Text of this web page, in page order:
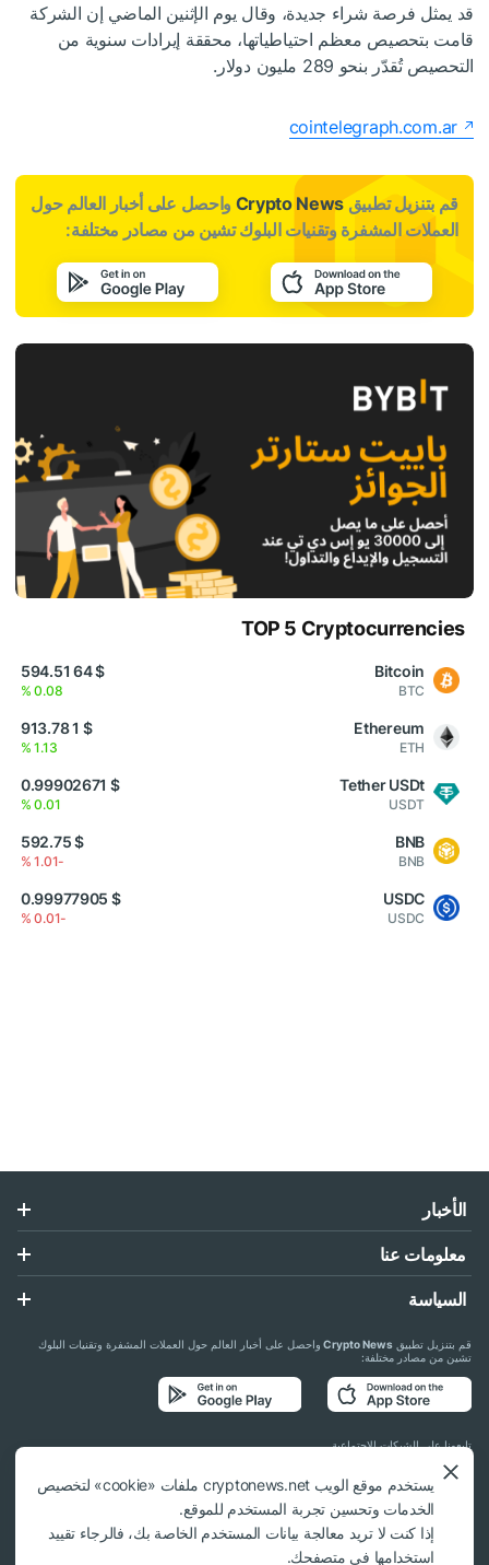
قد يمثل فرصة شراء جديدة، وقال يوم الإثنين الماضي إن الشركة
قامت بتحصيص معظم احتياطياتها، محققة إيرادات سنوية من
التحصيص تُقدّر بنحو 289 مليون دولار.
cointelegraph.com.ar
قم بتنزيل تطبيقCrypto News واحصل على أخبار العالم حول
العملات المشفرة وتقنيات البلوك تشين من مصادر مختلفة:
TOP 5 Cryptocurrencies
Bitcoin
BTC
$ 64 594.51
0.08 %
Ethereum
ETH
$ 1 913.78
1.13 %
Tether USDt
USDT
$ 0.99902671
0.01 %
BNB
BNB
$ 592.75
-1.01 %
USDC
USDC
$ 0.99977905
-0.01 %
الأخبار
معلومات عنا
السياسة
قم بتنزيل تطبيق Crypto News واحصل على أخبار العالم حول العملات المشفرة وتقنيات البلوك
تشين من مصادر مختلفة:
تابعونا على الشبكات الاجتماعية
يستخدم موقع الويب cryptonews.net ملفات «cookie» لتخصيص
الخدمات وتحسين تجربة المستخدم للموقع.
إذا كنت لا تريد معالجة بيانات المستخدم الخاصة بك، فالرجاء تقييد
استخدامها في متصفحك.